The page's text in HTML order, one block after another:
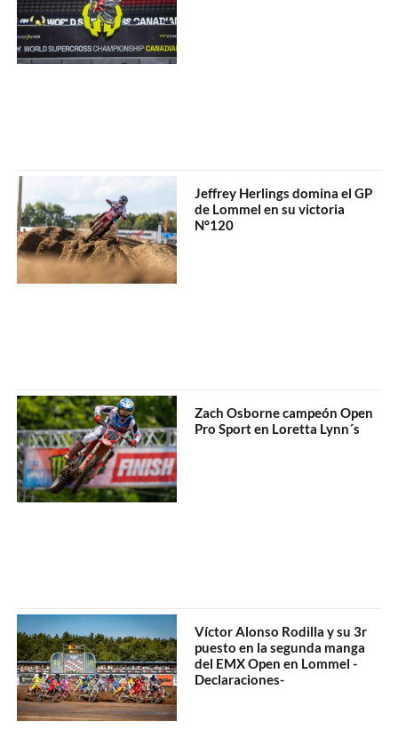
Jeffrey Herlings domina el GP
de Lommel en su victoria
N°120
Zach Osborne campeón Open
Pro Sport en Loretta Lynn´s
Víctor Alonso Rodilla y su 3r
puesto en la segunda manga
del EMX Open en Lommel -
Declaraciones-